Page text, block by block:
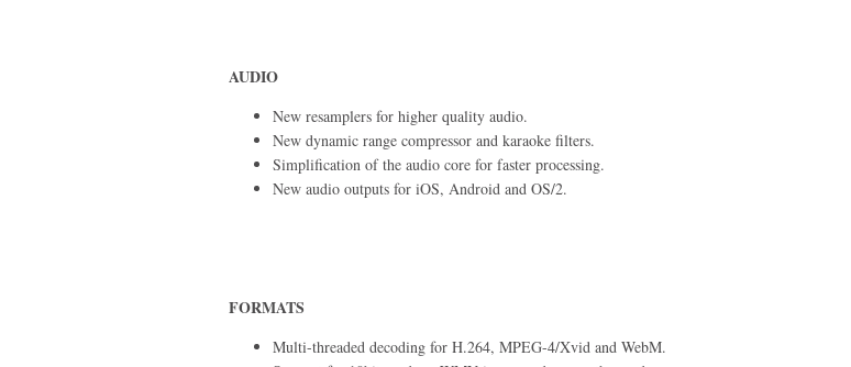
AUDIO
New resamplers for higher quality audio.
New dynamic range compressor and karaoke filters.
Simplification of the audio core for faster processing.
New audio outputs for iOS, Android and OS/2.
FORMATS
Multi-threaded decoding for H.264, MPEG-4/Xvid and WebM.